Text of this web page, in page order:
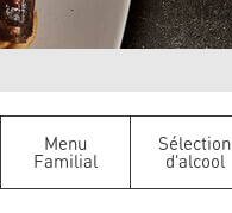
Menu
Familial
Sélection
d'alcool